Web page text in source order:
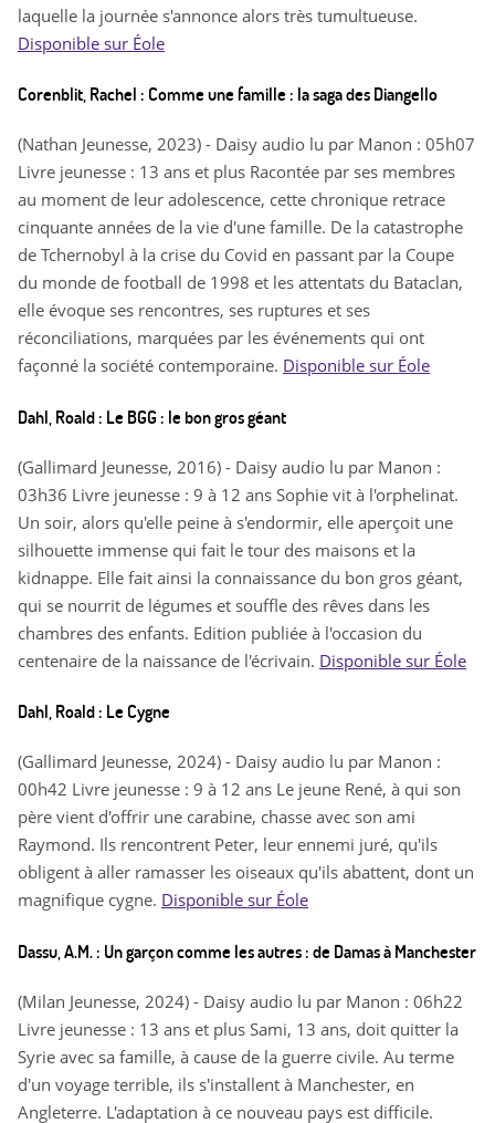
laquelle la journée s'annonce alors très tumultueuse.
Disponible sur Éole
Corenblit, Rachel : Comme une famille : la saga des Diangello
(Nathan Jeunesse, 2023) - Daisy audio lu par Manon : 05h07
Livre jeunesse : 13 ans et plus Racontée par ses membres
au moment de leur adolescence, cette chronique retrace
cinquante années de la vie d'une famille. De la catastrophe
de Tchernobyl à la crise du Covid en passant par la Coupe
du monde de football de 1998 et les attentats du Bataclan,
elle évoque ses rencontres, ses ruptures et ses
réconciliations, marquées par les événements qui ont
façonné la société contemporaine. Disponible sur Éole
Dahl, Roald : Le BGG : le bon gros géant
(Gallimard Jeunesse, 2016) - Daisy audio lu par Manon :
03h36 Livre jeunesse : 9 à 12 ans Sophie vit à l'orphelinat.
Un soir, alors qu'elle peine à s'endormir, elle aperçoit une
silhouette immense qui fait le tour des maisons et la
kidnappe. Elle fait ainsi la connaissance du bon gros géant,
qui se nourrit de légumes et souffle des rêves dans les
chambres des enfants. Edition publiée à l'occasion du
centenaire de la naissance de l'écrivain. Disponible sur Éole
Dahl, Roald : Le Cygne
(Gallimard Jeunesse, 2024) - Daisy audio lu par Manon :
00h42 Livre jeunesse : 9 à 12 ans Le jeune René, à qui son
père vient d'offrir une carabine, chasse avec son ami
Raymond. Ils rencontrent Peter, leur ennemi juré, qu'ils
obligent à aller ramasser les oiseaux qu'ils abattent, dont un
magnifique cygne. Disponible sur Éole
Dassu, A.M. : Un garçon comme les autres : de Damas à Manchester
(Milan Jeunesse, 2024) - Daisy audio lu par Manon : 06h22
Livre jeunesse : 13 ans et plus Sami, 13 ans, doit quitter la
Syrie avec sa famille, à cause de la guerre civile. Au terme
d'un voyage terrible, ils s'installent à Manchester, en
Angleterre. L'adaptation à ce nouveau pays est difficile.